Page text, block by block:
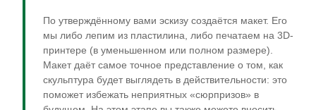
По утверждённому вами эскизу создаётся макет. Его
мы либо лепим из пластилина, либо печатаем на 3D-
принтере (в уменьшенном или полном размере).
Макет даёт самое точное представление о том, как
скульптура будет выглядеть в действительности: это
поможет избежать неприятных «сюрпризов» в